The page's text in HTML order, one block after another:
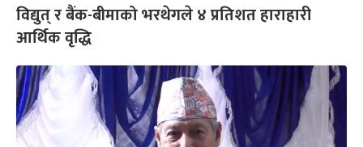
विद्युत् र बैंक-बीमाको भरथेगले ४ प्रतिशत हाराहारी
आर्थिक वृद्धि